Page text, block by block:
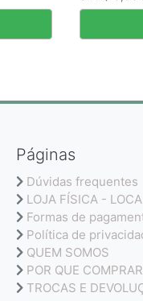
Páginas
Dúvidas frequentes
LOJA FÍSICA -
Formas de
Política de
QUEM SOMOS
POR QUE
TROCAS E